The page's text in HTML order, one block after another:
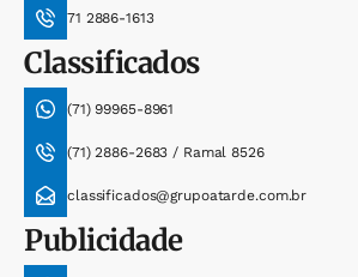
71 2886-1613
Classificados
(71) 99965-8961
(71) 2886-2683 / Ramal 8526
classificados@grupoatarde.com.br
Publicidade